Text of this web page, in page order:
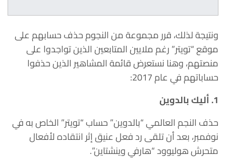
ونتيجة لذلك، قرر مجموعة من النجوم حذف حسابهم على
موقع “تويتر” رغم ملايين المتابعين الذين تواجدوا على
منصتهم، وهنا نستعرض قائمة المشاهير الذين حذفوا
حساباتهم في عام 2017:
1. أليك بالدوين
حذف النجم العالمي “بالدوين” حساب “تويتر” الخاص به في
نوفمبر، بعد أن تلقى رد فعل عنيق إثر انتقاده لأفعال
متحرش هوليوود “هارفي وينشتاين”.